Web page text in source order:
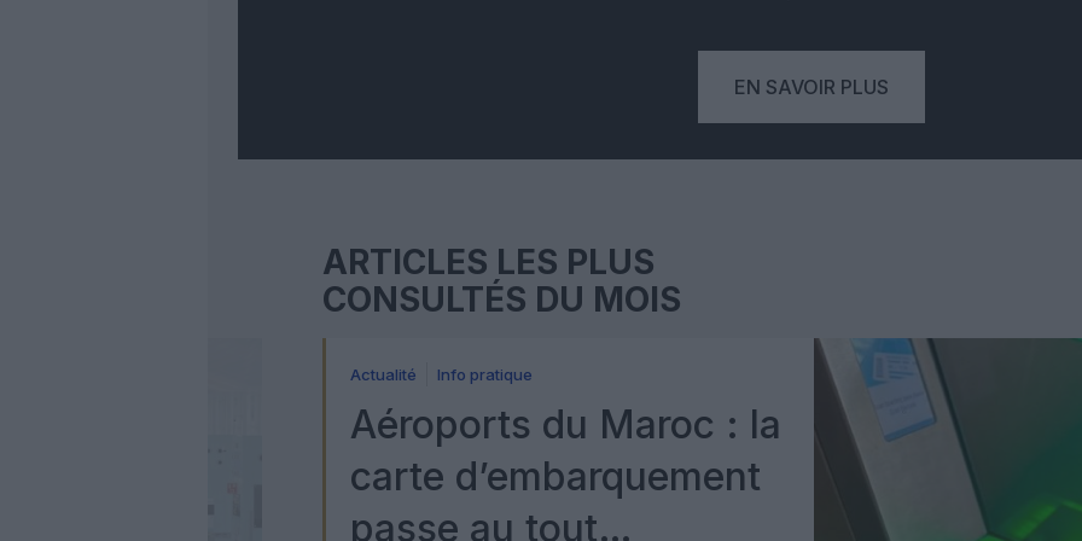
EN SAVOIR PLUS
ARTICLES LES PLUS
CONSULTÉS DU MOIS
Actualité Info pratique
Aéroports du Maroc : la
carte d’embarquement
passe au tout